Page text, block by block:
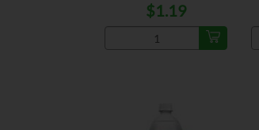
$1.19